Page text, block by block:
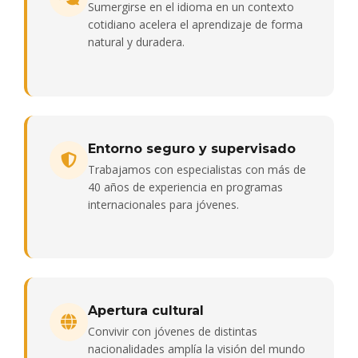
Sumergirse en el idioma en un contexto
cotidiano acelera el aprendizaje de forma
natural y duradera.
Entorno seguro y supervisado
Trabajamos con especialistas con más de
40 años de experiencia en programas
internacionales para jóvenes.
Apertura cultural
Convivir con jóvenes de distintas
nacionalidades amplía la visión del mundo